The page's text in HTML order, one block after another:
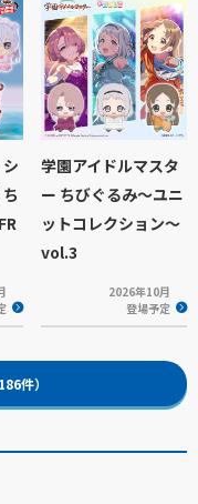
学園アイドルマスタ
ー ちびぐるみ～ユニ
ットコレクション～
vol.3
2026年10月
登場予定
件）